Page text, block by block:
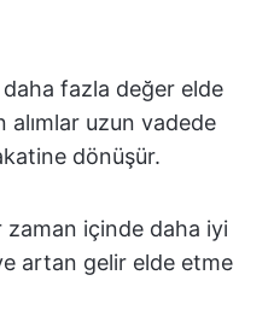
fazla değer elde
uzun vadede
dönüşür.
zaman içinde daha iyi
artan gelir elde etme